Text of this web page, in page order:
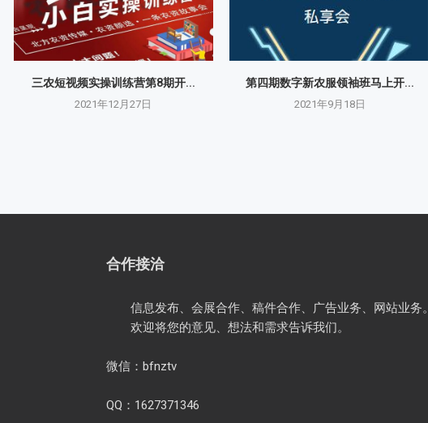
三农短视频实操训练营第8期开...
2021年12月27日
第四期数字新农服领袖班马上开...
2021年9月18日
合作接洽
信息发布、会展合作、稿件合作、广告业务、网站业务。
欢迎将您的意见、想法和需求告诉我们。
微信：bfnztv
QQ：1627371346